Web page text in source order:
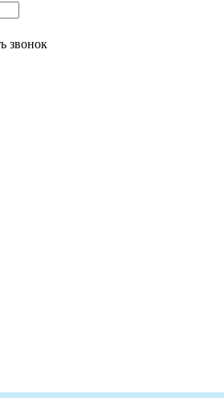
звонок